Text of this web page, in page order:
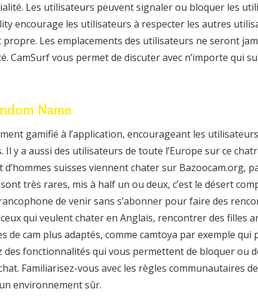
Les utilisateurs peuvent signaler ou bloquer les
encourage les utilisateurs à respecter les autres
Les emplacements des utilisateurs ne seront
CamSurf vous permet de discuter avec n’importe qui
Name
gamifié à l’application, encourageant les
Il y a aussi des utilisateurs de toute l’Europe sur ce
d’hommes suisses viennent chater sur Bazoocam.org,
très rares, mis à half un ou deux, c’est le désert
de venir sans s’abonner pour faire des
qui veulent chater en Anglais, rencontrer des filles
de cam plus adaptés, comme camtoya par exemple qui
des fonctionnalités qui vous permettent de bloquer ou
Familiarisez-vous avec les règles communautaires
environnement sûr.